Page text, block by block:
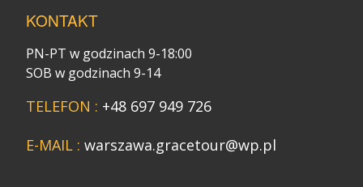
KONTAKT
PN-PT w godzinach 9-18:00
SOB w godzinach 9-14
TELEFON : +48 697 949 726
E-MAIL : warszawa.gracetour@wp.pl